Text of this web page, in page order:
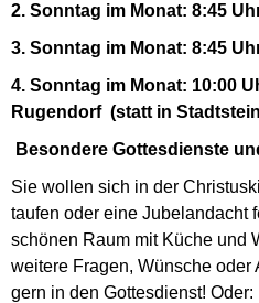
2. Sonntag im Monat: 8:45
3. Sonntag im Monat: 8:45
4. Sonntag im Monat: 10:00
Rugendorf (statt in
Besondere Gottesdienste
Sie wollen sich in der
taufen oder eine Jubelandacht
schönen Raum mit Küche und
weitere Fragen, Wünsche
gern in den Gottesdienst!